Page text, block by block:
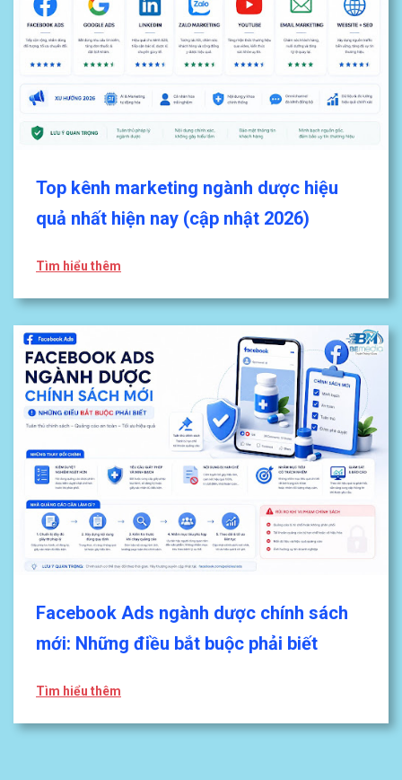
Top kênh marketing ngành dược hiệu
quả nhất hiện nay (cập nhật 2026)
Tìm hiểu thêm
Facebook Ads ngành dược chính sách
mới: Những điều bắt buộc phải biết
Tìm hiểu thêm